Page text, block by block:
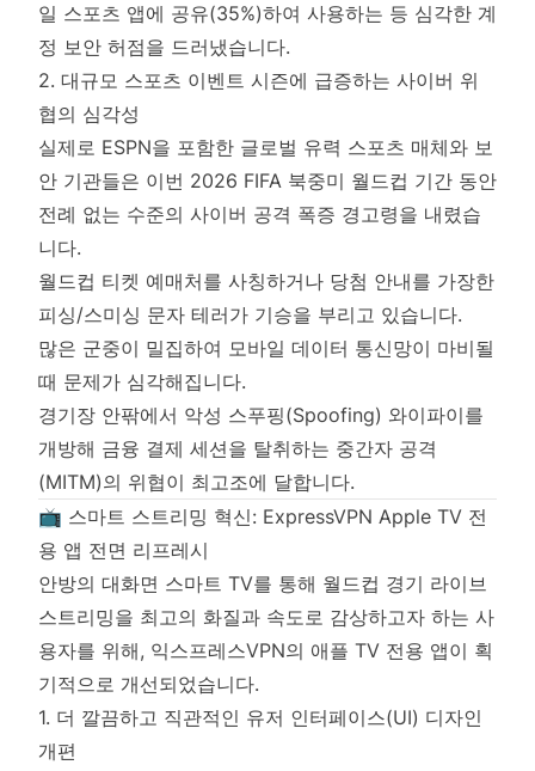
일 스포츠 앱에 공유(35%)하여 사용하는 등 심각한 계
정 보안 허점을 드러냈습니다.
2. 대규모 스포츠 이벤트 시즌에 급증하는 사이버 위
협의 심각성
실제로 ESPN을 포함한 글로벌 유력 스포츠 매체와 보
안 기관들은 이번 2026 FIFA 북중미 월드컵 기간 동안
전례 없는 수준의 사이버 공격 폭증 경고령을 내렸습
니다.
월드컵 티켓 예매처를 사칭하거나 당첨 안내를 가장한
피싱/스미싱 문자 테러가 기승을 부리고 있습니다.
많은 군중이 밀집하여 모바일 데이터 통신망이 마비될
때 문제가 심각해집니다.
경기장 안팎에서 악성 스푸핑(Spoofing) 와이파이를
개방해 금융 결제 세션을 탈취하는 중간자 공격
(MITM)의 위협이 최고조에 달합니다.
📺 스마트 스트리밍 혁신: ExpressVPN Apple TV 전
용 앱 전면 리프레시
안방의 대화면 스마트 TV를 통해 월드컵 경기 라이브
스트리밍을 최고의 화질과 속도로 감상하고자 하는 사
용자를 위해, 익스프레스VPN의 애플 TV 전용 앱이 획
기적으로 개선되었습니다.
1. 더 깔끔하고 직관적인 유저 인터페이스(UI) 디자인
개편